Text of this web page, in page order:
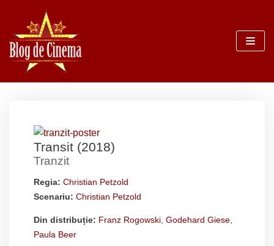
Sari
la
conținut
Transit (2018)
Tranzit
Regia: Christian Petzold
Scenariu: Christian Petzold
Din distribuție: Franz Rogowski Godehard Giese
Paula Beer